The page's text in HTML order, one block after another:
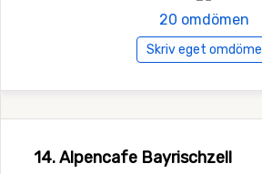
20 omdömen
Skriv eget omdöme
14. Alpencafe Bayrischzell